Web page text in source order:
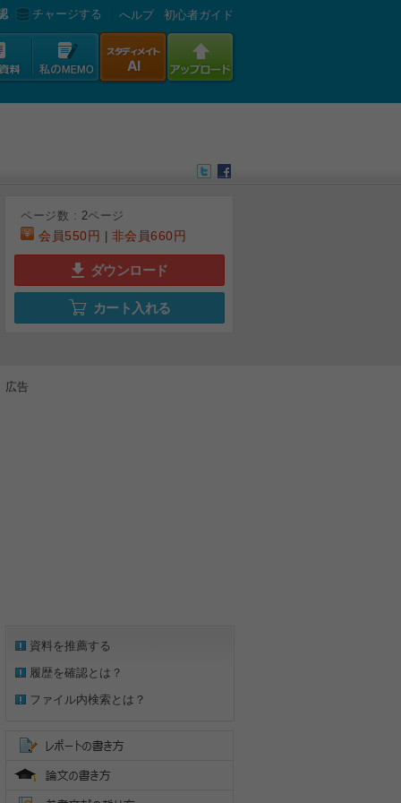
チャージする へルプ 初心者ガイド
ページ数 : 2ページ
会員550円 非会員660円
ダウンロード
カート入れる
広告
資料を推薦する
履歴を確認とは？
ファイル内検索とは？